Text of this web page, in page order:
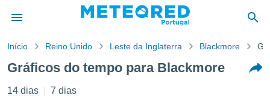
da
foi
Início Reino Unido Leste da Inglaterra Blackmore
Gráficos do tempo para Blackmore
14 dias 7 dias